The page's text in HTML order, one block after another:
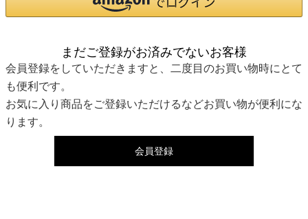
まだご登録がお済みでないお客様
会員登録をしていただきますと、二度目のお買い物時にとて
も便利です。
お気に入り商品をご登録いただけるなどお買い物が便利にな
ります。
会員登録